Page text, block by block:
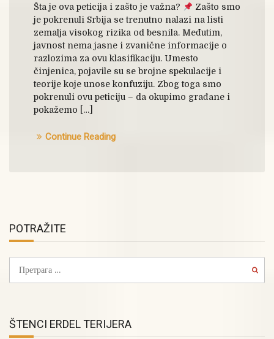
Šta je ova peticija i zašto je važna?
Zašto smo
je pokrenuli Srbija se trenutno nalazi na listi
zemalja visokog rizika od besnila. Međutim,
javnost nema jasne i zvanične informacije o
razlozima za ovu klasifikaciju. Umesto
činjenica, pojavile su se brojne spekulacije i
teorije koje unose konfuziju. Zbog toga smo
pokrenuli ovu peticiju – da okupimo građane i
pokažemo […]
Continue Reading
POTRAŽITE
ŠTENCI ERDEL TERIJERA